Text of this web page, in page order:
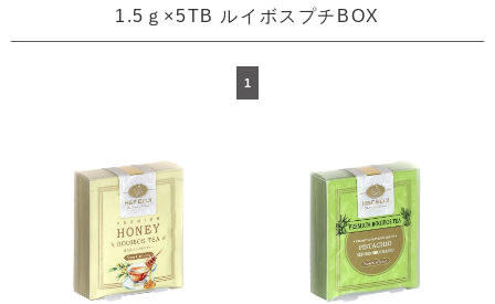
1.5ｇ×5TB ルイボスプチBOX
1